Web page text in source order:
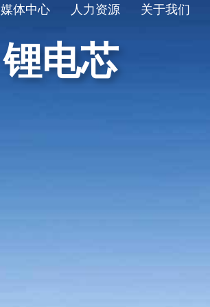
媒体中心 人力资源 关于我们
锂电芯